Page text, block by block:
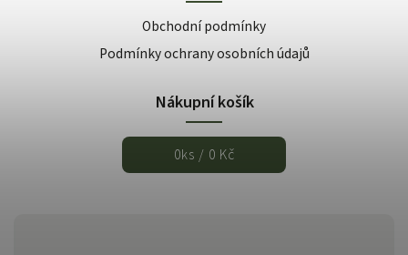
Obchodní podmínky
Podmínky ochrany osobních údajů
Nákupní košík
0ks / 0 Kč